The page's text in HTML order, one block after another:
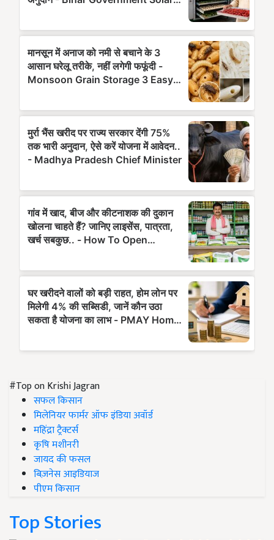
#Top on Krishi Jagran
सफल किसान
मिलेनियर फार्मर ऑफ इंडिया अवॉर्ड
महिंद्रा ट्रैक्टर्स
कृषि मशीनरी
जायद की फसल
बिज़नेस आइडियाज
पीएम किसान
Top Stories